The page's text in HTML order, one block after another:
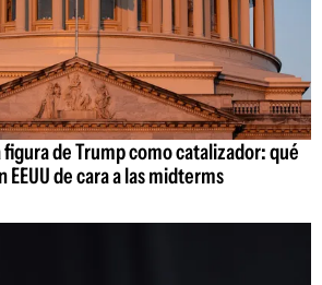
figura de Trump como catalizador: qué
de cara a las midterms